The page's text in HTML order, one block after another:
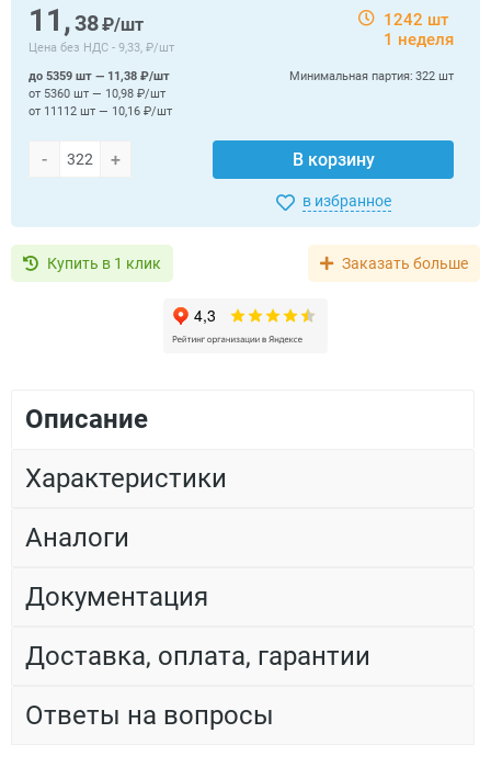
11,38₽/шт
Цена без НДС - 9,33, ₽/шт
1242 шт
1 неделя
- + В корзину
Минимальная партия: 322 шт
до 5359 шт — 11,38 ₽/шт
от 5360 шт — 10,98 ₽/шт
от 11112 шт — 10,16 ₽/шт
в избранное
Купить в 1 клик Заказать больше
Описание
Характеристики
Аналоги
Документация
Доставка, оплата, гарантии
Ответы на вопросы